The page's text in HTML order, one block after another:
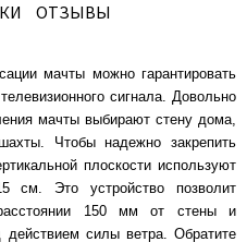
ОТЗЫВЫ
мачты можно гарантировать
сигнала. Довольно
мачты выбирают стену дома,
Чтобы надежно закрепить
плоскости используют
см. Это устройство позволит
150 мм от стены и
силы ветра. Обратите